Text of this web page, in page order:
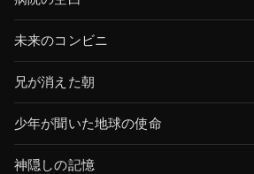
未来のコンビニ
兄が消えた朝
少年が聞いた地球の使命
神隠しの記憶